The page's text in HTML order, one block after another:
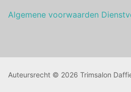
Algemene voorwaarden
Auteursrecht © 2026 Trimsalon